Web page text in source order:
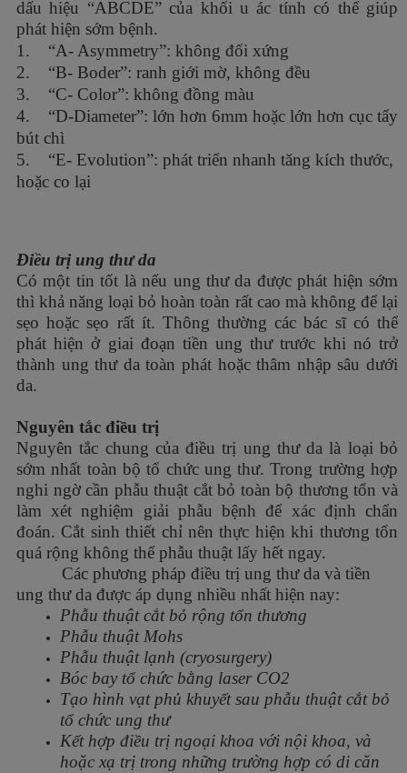
dấu hiệu “ABCDE” của khối u ác tính có thể giúp
phát hiện sớm bệnh.
1. “A- Asymmetry”: không đối xứng
2. “B- Boder”: ranh giới mờ, không đều
3. “C- Color”: không đồng màu
4. “D-Diameter”: lớn hơn 6mm hoặc lớn hơn cục tẩy
bút chì
5. “E- Evolution”: phát triển nhanh tăng kích thước,
hoặc co lại
Điều trị ung thư da
Có một tin tốt là nếu ung thư da được phát hiện sớm
thì khả năng loại bỏ hoàn toàn rất cao mà không để lại
sẹo hoặc sẹo rất ít. Thông thường các bác sĩ có thể
phát hiện ở giai đoạn tiền ung thư trước khi nó trở
thành ung thư da toàn phát hoặc thâm nhập sâu dưới
da.
Nguyên tắc điều trị
Nguyên tắc chung của điều trị ung thư da là loại bỏ
sớm nhất toàn bộ tổ chức ung thư. Trong trường hợp
nghi ngờ cần phẫu thuật cắt bỏ toàn bộ thương tổn và
làm xét nghiệm giải phẫu bệnh để xác định chẩn
đoán. Cắt sinh thiết chỉ nên thực hiện khi thương tổn
quá rộng không thể phẫu thuật lấy hết ngay.
Các phương pháp điều trị ung thư da và tiền
ung thư da được áp dụng nhiều nhất hiện nay:
Phẫu thuật cắt bỏ rộng tổn thương
Phẫu thuật Mohs
Phẫu thuật lạnh (cryosurgery)
Bóc bay tổ chức bằng laser CO2
Tạo hình vạt phủ khuyết sau phẫu thuật cắt bỏ
tổ chức ung thư
Kết hợp điều trị ngoại khoa với nội khoa, và
hoặc xạ trị trong những trường hợp có di căn